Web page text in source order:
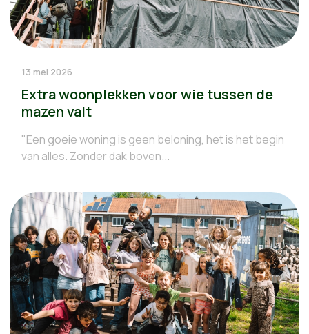
13 mei 2026
Extra woonplekken voor wie tussen de
mazen valt
"Een goeie woning is geen beloning, het is het begin
van alles. Zonder dak boven...